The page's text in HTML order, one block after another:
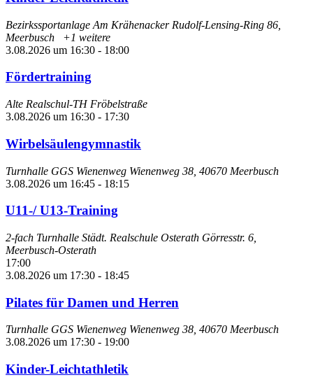
Bezirkssportanlage Am Krähenacker Rudolf-Lensing-Ring 86,
Meerbusch
+1 weitere
3.08.2026 um 16:30 - 18:00
Fördertraining
Alte Realschul-TH Fröbelstraße
3.08.2026 um 16:30 - 17:30
Wirbelsäulengymnastik
Turnhalle GGS Wienenweg Wienenweg 38, 40670 Meerbusch
3.08.2026 um 16:45 - 18:15
U11-/ U13-Training
2-fach Turnhalle Städt. Realschule Osterath Görresstr. 6,
Meerbusch-Osterath
17:00
3.08.2026 um 17:30 - 18:45
Pilates für Damen und Herren
Turnhalle GGS Wienenweg Wienenweg 38, 40670 Meerbusch
3.08.2026 um 17:30 - 19:00
Kinder-Leichtathletik